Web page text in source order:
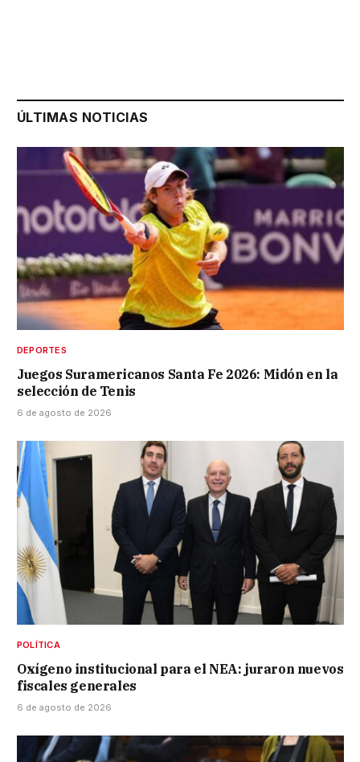
ÚLTIMAS NOTICIAS
DEPORTES
Juegos Suramericanos Santa Fe 2026: Midón en la
selección de Tenis
6 de agosto de 2026
POLÍTICA
Oxígeno institucional para el NEA: juraron nuevos
fiscales generales
6 de agosto de 2026